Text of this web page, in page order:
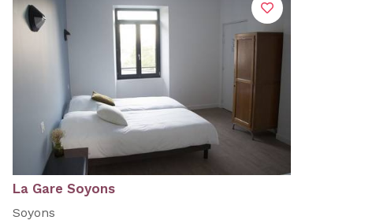
La Gare Soyons
Soyons